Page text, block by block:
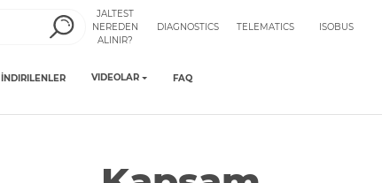
JALTEST
NEREDEN
ALINIR?
DIAGNOSTICS TELEMATICS ISOBUS
İNDIRILENLER VIDEOLAR FAQ